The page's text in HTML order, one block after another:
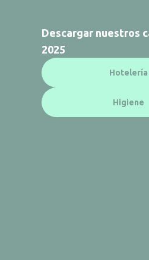
Descargar nuestros
2025
Hotelería
Higiene